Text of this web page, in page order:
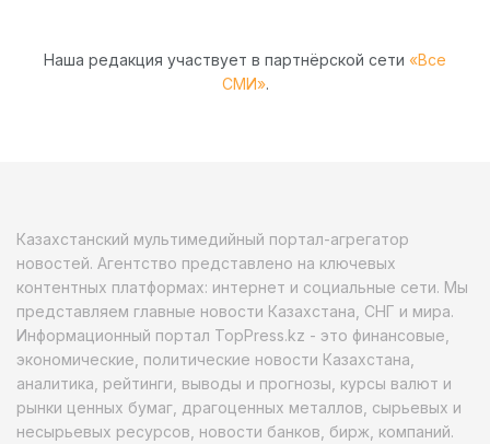
Наша редакция участвует в партнёрской сети «Все
СМИ».
Казахстанский мультимедийный портал-агрегатор
новостей. Агентство представлено на ключевых
контентных платформах: интернет и социальные сети. Мы
представляем главные новости Казахстана, СНГ и мира.
Информационный портал TopPress.kz - это финансовые,
экономические, политические новости Казахстана,
аналитика, рейтинги, выводы и прогнозы, курсы валют и
рынки ценных бумаг, драгоценных металлов, сырьевых и
несырьевых ресурсов, новости банков, бирж, компаний.